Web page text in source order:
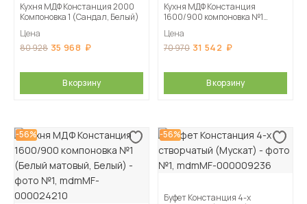
Кухня МДФ Констанция 2000
Компоновка 1 (Сандал, Белый)
Цена
80 928 35 968
В корзину
Кухня МДФ Констанция
1600/900 компоновка №1
Цена
70 970 31 542
В корзину
-56% -56%
Буфет Констанция 4-х